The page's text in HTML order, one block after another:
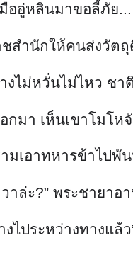
ออู่หลินมาขอลี้ภัย...
ชสำนักให้คนส่งวัต
งไม่หวั่นไม่ไหว ช
มา เห็นเขาโมโห
มเอาทหารข้าไปพั
วาล่ะ?” พระชายาอ
ไประหว่างทางแล้ว